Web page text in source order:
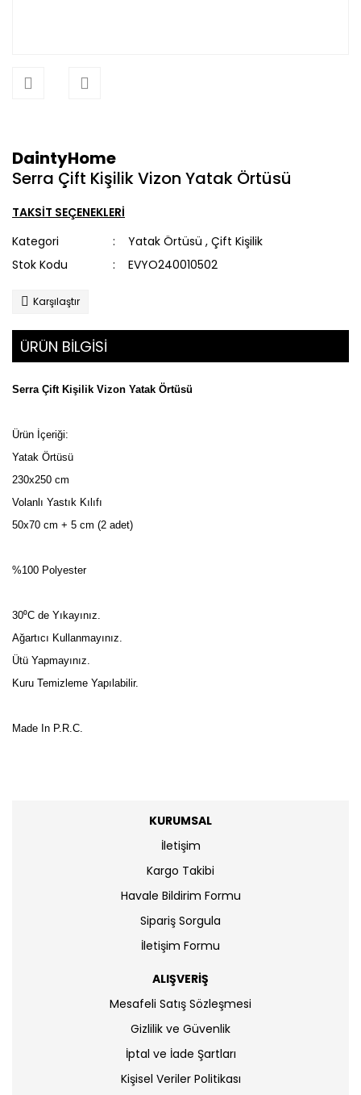
DaintyHome
Serra Çift Kişilik Vizon Yatak Örtüsü
TAKSİT SEÇENEKLERİ
Kategori
Yatak Örtüsü ,Çift Kişilik
Stok Kodu
EVYO240010502
Karşılaştır
ÜRÜN BİLGİSİ
Serra Çift Kişilik Vizon Yatak Örtüsü
Ürün İçeriği:
Yatak Örtüsü
230x250 cm
Volanlı Yastık Kılıfı
50x70 cm + 5 cm (2 adet)
%100 Polyester
30⁰C de Yıkayınız.
Ağartıcı Kullanmayınız.
Ütü Yapmayınız.
Kuru Temizleme Yapılabilir.
Made In P.R.C.
KURUMSAL
İletişim
Kargo Takibi
Havale Bildirim Formu
Sipariş Sorgula
İletişim Formu
ALIŞVERİŞ
Mesafeli Satış Sözleşmesi
Gizlilik ve Güvenlik
İptal ve İade Şartları
Kişisel Veriler Politikası